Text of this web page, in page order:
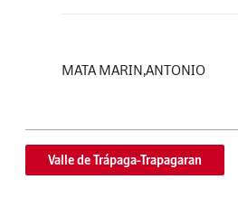
MATA MARIN,ANTONIO
Valle de Trápaga-Trapagaran